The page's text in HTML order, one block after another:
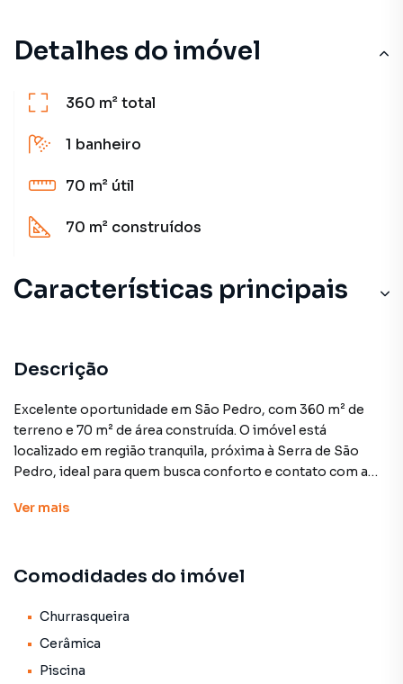
Detalhes do imóvel
360 m²total
1 banheiro
70 m² útil
70 m² construídos
Características principais
Descrição
Excelente oportunidade em São Pedro, com 360 m² de
terreno e 70 m² de área construída. O imóvel está
localizado em região tranquila, próxima à Serra de São
Pedro, ideal para quem busca conforto e contato com a
descanso e confraternização. O quintal é amplo, com área
ambiente agradável e privativo.
todos os ambientes, telhado colonial e portão de acesso
Ver mais
Comodidades do imóvel
Churrasqueira
Cerâmica
Piscina